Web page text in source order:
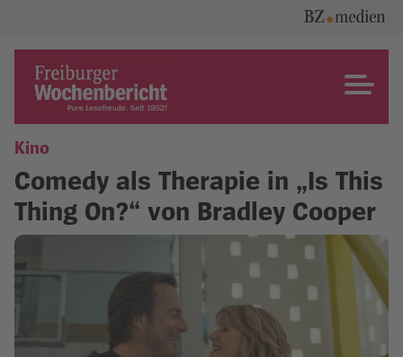
content
Freiburger Wochenbericht
Kino
Comedy als Therapie in „Is This
Thing On?“ von Bradley Cooper